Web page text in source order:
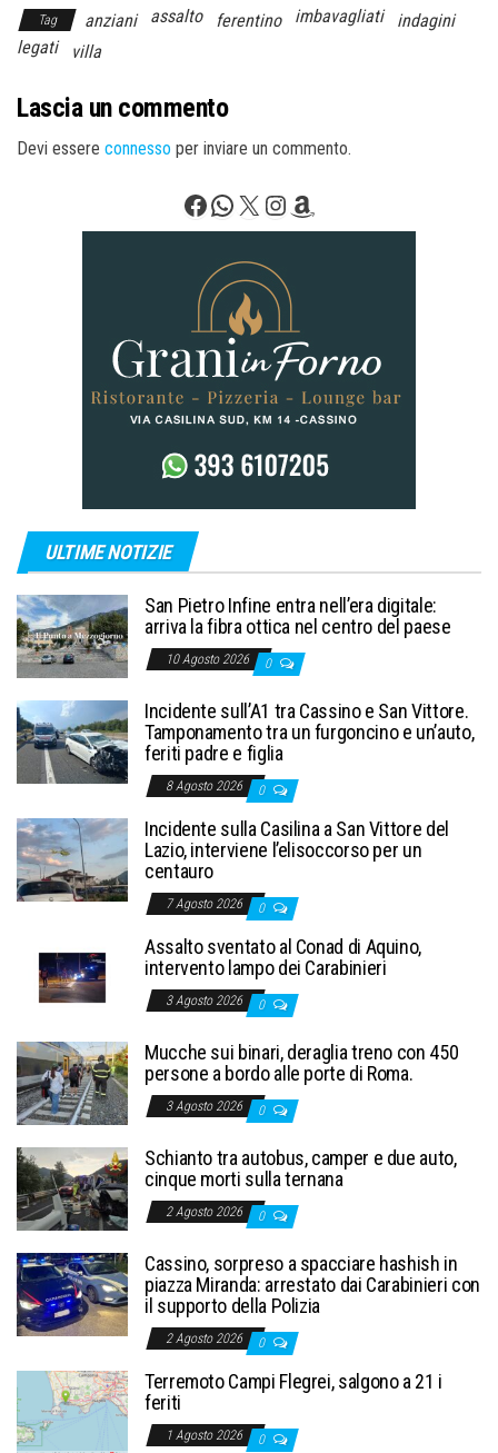
Tag anziani assalto ferentino imbavagliati
indagini
legati
villa
Lascia un commento
Devi essere connesso per inviare un commento.
Facebook
WhatsApp
X Instagram
Amazon
ULTIME NOTIZIE
San Pietro Infine entra nell’era digitale:
arriva la fibra ottica nel centro del paese
10 Agosto 2026 0
Incidente sull’A1 tra Cassino e San Vittore.
Tamponamento tra un furgoncino e un’auto,
feriti padre e figlia
8 Agosto 2026 0
Incidente sulla Casilina a San Vittore del
Lazio, interviene l’elisoccorso per un
centauro
7 Agosto 2026 0
Assalto sventato al Conad di Aquino,
intervento lampo dei Carabinieri
3 Agosto 2026 0
Mucche sui binari, deraglia treno con 450
persone a bordo alle porte di Roma.
3 Agosto 2026 0
Schianto tra autobus, camper e due auto,
cinque morti sulla ternana
2 Agosto 2026 0
Cassino, sorpreso a spacciare hashish in
piazza Miranda: arrestato dai Carabinieri con
il supporto della Polizia
2 Agosto 2026 0
Terremoto Campi Flegrei, salgono a 21 i
feriti
1 Agosto 2026 0